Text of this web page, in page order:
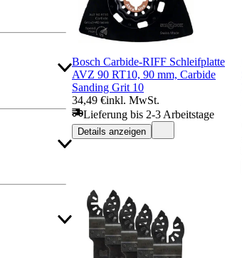
Bosch Carbide-RIFF Schleifplatte
AVZ 90 RT10, 90 mm, Carbide
Sanding Grit 10
34,49 €inkl. MwSt.
Lieferung bis 2-3 Arbeitstage
Details anzeigen